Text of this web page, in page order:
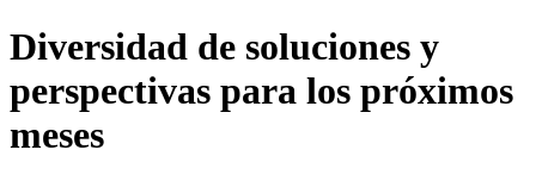
Diversidad de soluciones y
perspectivas para los próximos
meses